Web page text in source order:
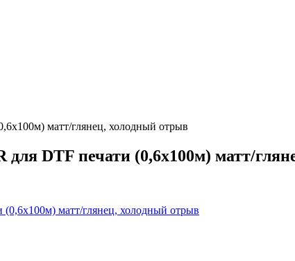
матт/глянец, холодный отрыв
DTF печати (0,6х100м) матт/